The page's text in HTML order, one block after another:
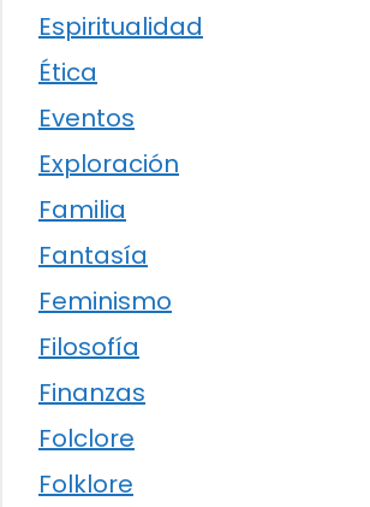
Espiritualidad
Ética
Eventos
Exploración
Familia
Fantasía
Feminismo
Filosofía
Finanzas
Folclore
Folklore